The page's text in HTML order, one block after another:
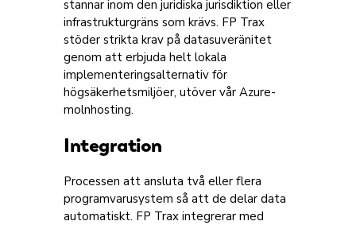
stannar inom den juridiska jurisdiktion eller
infrastrukturgräns som krävs. FP Trax
stöder strikta krav på datasuveränitet
genom att erbjuda helt lokala
implementeringsalternativ för
högsäkerhetsmiljöer, utöver vår Azure-
molnhosting.
Integration
Processen att ansluta två eller flera
programvarusystem så att de delar data
automatiskt. FP Trax integrerar med